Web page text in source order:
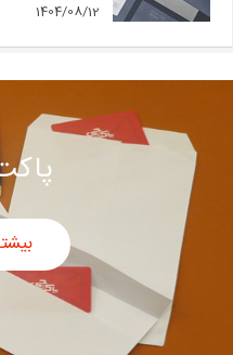
1404/08/12